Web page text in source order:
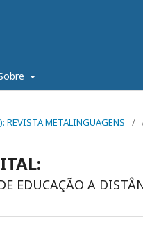
REVISTA METALINGUAGENS /
EDUCAÇÃO A